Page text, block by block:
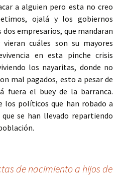
a alguien pero esta no creo
ojalá y los gobiernos
empresarios, que mandaran
cuáles son su mayores
en esta pinche crisis
los nayaritas, donde no
mal pagados, esto a pesar de
fuera el buey de la barranca.
los políticos que han robado a
se han llevado repartiendo
de nacimiento a hijos de